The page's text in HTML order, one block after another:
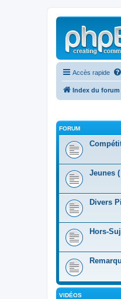
Accès rapide
Index du forum
FORUM
Jeunes
Divers
Hors-
VIDÉOS